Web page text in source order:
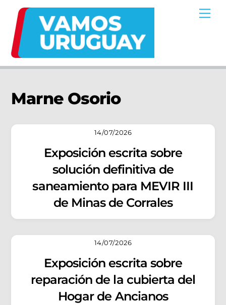
content
Marne Osorio
14/07/2026
Exposición escrita sobre
solución definitiva de
saneamiento para MEVIR III
de Minas de Corrales
14/07/2026
Exposición escrita sobre
reparación de la cubierta del
Hogar de Ancianos